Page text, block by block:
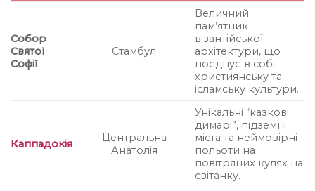
Собор
Святої
Софії
Стамбул
Величний
пам’ятник
візантійської
архітектури, що
поєднує в собі
християнську та
ісламську культури.
Каппадокія
Центральна
Анатолія
Унікальні “казкові
димарі”, підземні
міста та неймовірні
польоти на
повітряних кулях на
світанку.